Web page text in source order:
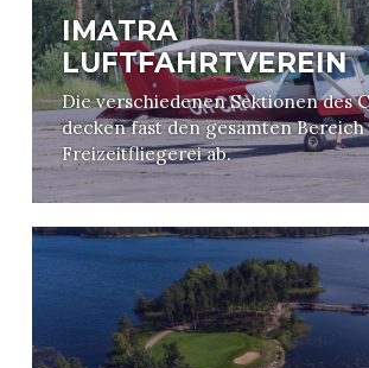
IMATRA
LUFTFAHRTVEREIN
Die verschiedenen Sektionen des
decken fast den gesamten Bereich
Freizeitfliegerei ab.